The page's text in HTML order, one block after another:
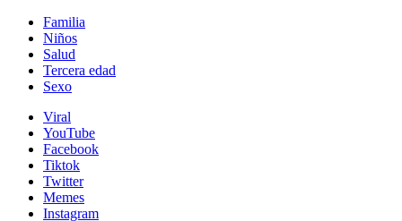
Familia
Niños
Salud
Tercera edad
Sexo
Viral
YouTube
Facebook
Tiktok
Twitter
Memes
Instagram